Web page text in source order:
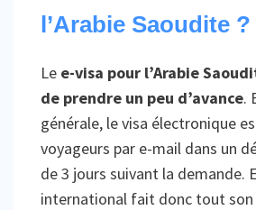
l’Arabie Saoudite ?
Le e-visa pour l’Arabie
de prendre un peu d’avance.
générale, le visa électronique
voyageurs par e-mail dans un
de 3 jours suivant la demande.
international fait donc tout son